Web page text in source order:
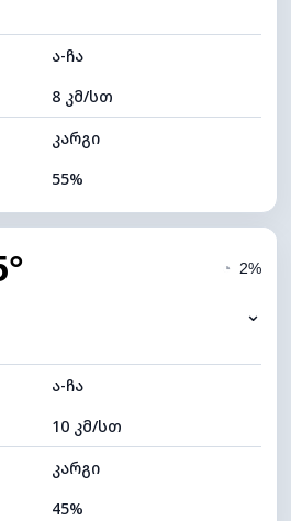
7 (ნათელი)
11280 მ
ა-ჩა
8 კმ/სთ
კარგი
55%
7 (ნათელი)
11440 მ
◔ 2%
⌄
ა-ჩა
10 კმ/სთ
კარგი
45%